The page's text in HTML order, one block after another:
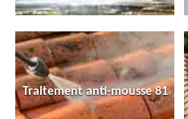
Traitement anti-mousse 81